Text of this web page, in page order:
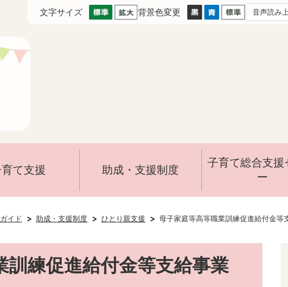
文字サイズ 背景色変更 音声読み
て支援 助成・支援制度
子育て総合支援
ー
イド 助成・支援制度 ひとり親支援 母子家庭等高等職業訓練促進給付金等
訓練促進給付金等支給事業